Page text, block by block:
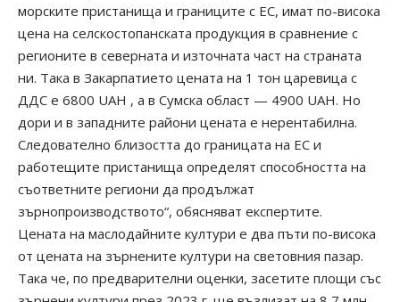
морските пристанища и границите с ЕС, имат по-висока
цена на селскостопанската продукция в сравнение с
регионите в северната и източната част на страната
ни. Така в Закарпатието цената на 1 тон царевица с
ДДС е 6800 UAH , а в Сумска област — 4900 UAH. Но
дори и в западните райони цената е нерентабилна.
Следователно близостта до границата на ЕС и
работещите пристанища определят способността на
съответните региони да продължат
зърнопроизводството“, обясняват експертите.
Цената на маслодайните култури е два пъти по-висока
от цената на зърнените култури на световния пазар.
Така че, по предварителни оценки, засетите площи със